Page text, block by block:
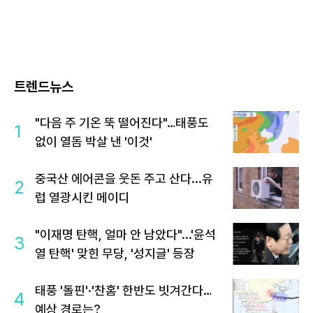
트렌드뉴스
1
"다음 주 기온 뚝 떨어진다"…태풍도
없이 열돔 박살 낸 '이것'
2
중국산 에어콘을 웃돈 주고 산다...유
럽 열광시킨 메이디
3
"이재명 탄핵, 얼마 안 남았다"...'윤석
열 탄핵' 맞힌 무당, '성지글' 등장
4
태풍 '돌핀'·'찬홈' 한반도 빗겨간다…
예상 경로는?